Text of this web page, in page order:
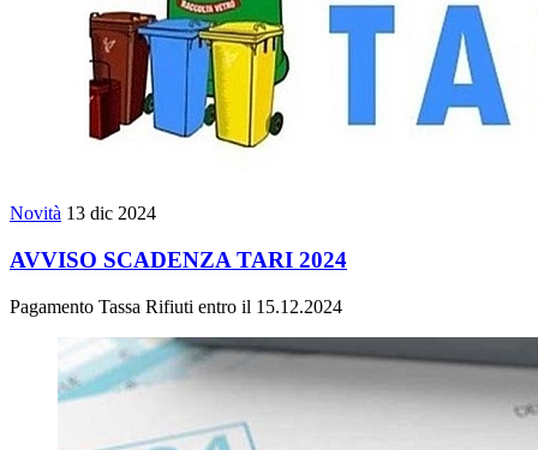
Novità 13 dic 2024
AVVISO SCADENZA TARI 2024
Pagamento Tassa Rifiuti entro il 15.12.2024